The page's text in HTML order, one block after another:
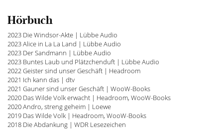
Hörbuch
2023 Die Windsor-Akte | Lübbe Audio
2023 Alice in La La Land | Lübbe Audio
2023 Der Sandmann | Lübbe Audio
2023 Buntes Laub und Plätzchenduft | Lübbe Audio
2022 Geister sind unser Geschäft | Headroom
2021 Ich kann das | dtv
2021 Gauner sind unser Geschäft | WooW-Books
2020 Das Wilde Volk erwacht | Headroom, WooW-Books
2020 Andro, streng geheim | Loewe
2019 Das Wilde Volk | Headroom, WooW-Books
2018 Die Abdankung | WDR Lesezeichen